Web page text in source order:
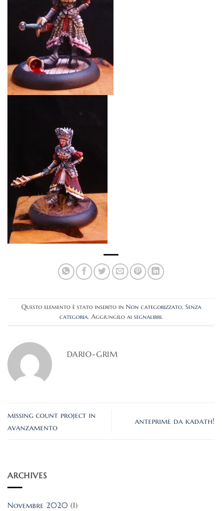
Questo elemento è stato inserito in Non categorizzato, Senza
categoria. Aggiungilo ai segnalibri.
DARIO-GRIM
missing count project in
avanzamento
anteprime da kadath!
ARCHIVES
Novembre 2020 (1)